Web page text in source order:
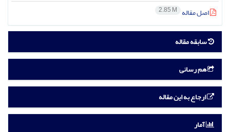
اصل مقاله 2.85 M
سابقه مقاله
هم رسانی
ارجاع به این مقاله
آمار